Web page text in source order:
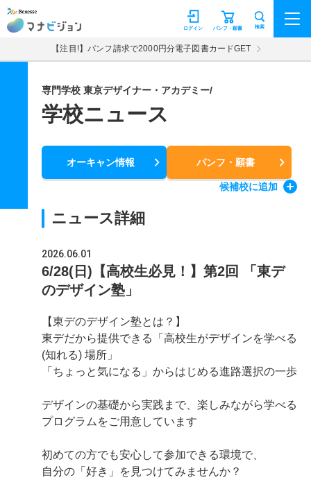
マナビジョン パンフ・願書
ログイン 検索
【注目!】パンフ請求で2000円分電子図書カードGET
専門学校 東京デザイナー・アカデミー/
学校ニュース
オーキャン情報 パンフ・願書
候補校に追加
ニュース詳細
2026.06.01
6/28(日)【高校生必見！】第2回 「東デ
のデザイン塾」
【東デのデザイン塾とは？】
東デだから提供できる「高校生がデザインを学べる
(知れる) 場所」
「ちょっと気になる」からはじめる進路選択の一歩
デザインの基礎から実践まで、楽しみながら学べる
プログラムをご用意しています
初めての方でも安心して参加できる環境で、
自分の「好き」を見つけてみませんか？